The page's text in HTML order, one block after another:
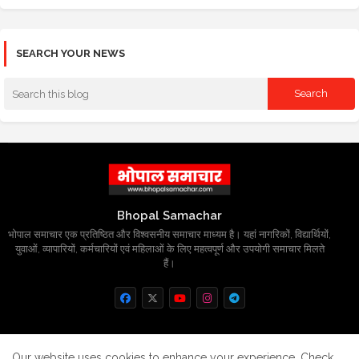
SEARCH YOUR NEWS
Bhopal Samachar
भोपाल समाचार एक प्रतिष्ठित और विश्वसनीय समाचार माध्यम है। यहां नागरिकों, विद्यार्थियों,
युवाओं, व्यापारियों, कर्मचारियों एवं महिलाओं के लिए महत्वपूर्ण और उपयोगी समाचार मिलते
हैं।
Home About Contact us Privacy Policy